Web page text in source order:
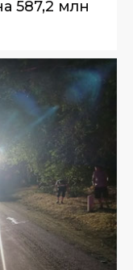
587,2 млн